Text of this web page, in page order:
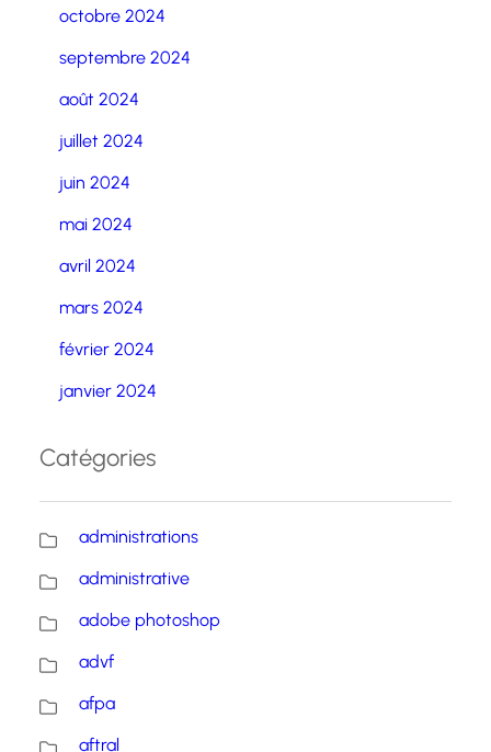
octobre 2024
septembre 2024
août 2024
juillet 2024
juin 2024
mai 2024
avril 2024
mars 2024
février 2024
janvier 2024
Catégories
administrations
administrative
adobe photoshop
advf
afpa
aftral